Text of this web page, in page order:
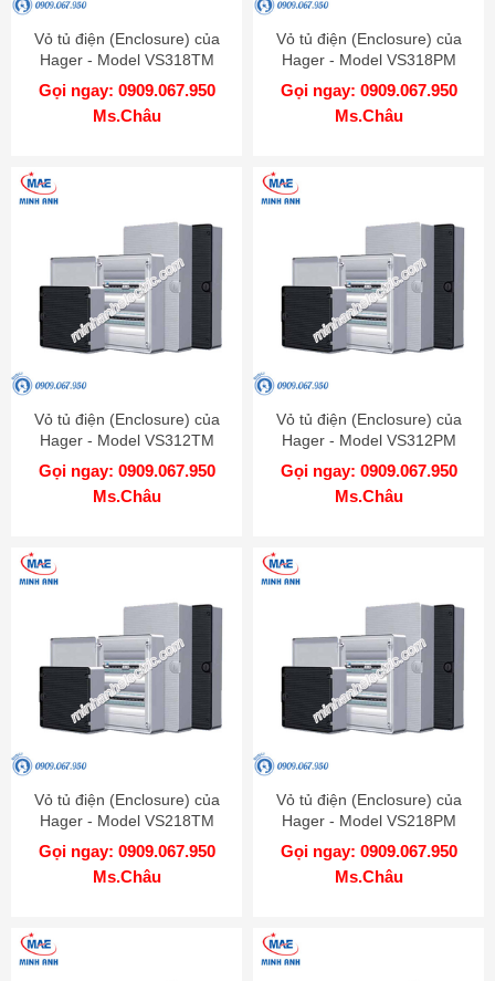
Vỏ tủ điện (Enclosure) của
Hager - Model VS318TM
Gọi ngay: 0909.067.950
Ms.Châu
Vỏ tủ điện (Enclosure) của
Hager - Model VS318PM
Gọi ngay: 0909.067.950
Ms.Châu
Vỏ tủ điện (Enclosure) của
Hager - Model VS312TM
Gọi ngay: 0909.067.950
Ms.Châu
Vỏ tủ điện (Enclosure) của
Hager - Model VS312PM
Gọi ngay: 0909.067.950
Ms.Châu
Vỏ tủ điện (Enclosure) của
Hager - Model VS218TM
Gọi ngay: 0909.067.950
Ms.Châu
Vỏ tủ điện (Enclosure) của
Hager - Model VS218PM
Gọi ngay: 0909.067.950
Ms.Châu